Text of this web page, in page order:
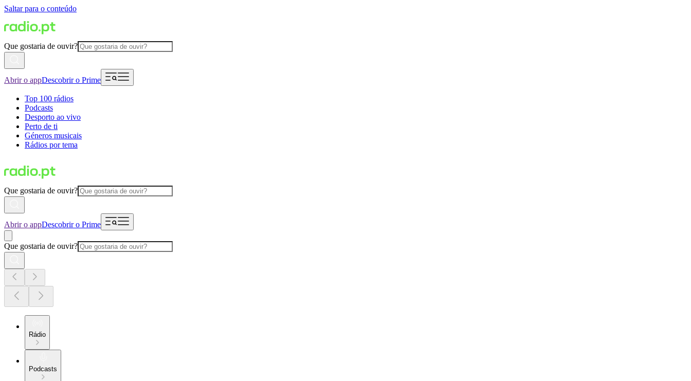
Saltar para o conteúdo
Que gostaria de ouvir?
Abrir o appDescobrir o Prime
Top 100 rádios
Podcasts
Desporto ao vivo
Perto de ti
Géneros musicais
Rádios por tema
Que gostaria de ouvir?
Abrir o appDescobrir o Prime
Que gostaria de ouvir?
Rádio
Podcasts